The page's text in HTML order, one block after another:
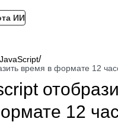
ИИ
JavaScript/
время в формате 12
12